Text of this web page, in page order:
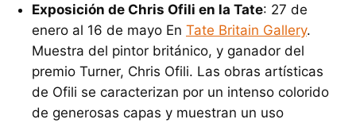
Exposición de Chris Ofili en la Tate: 27 de
enero al 16 de mayo En Tate Britain Gallery.
Muestra del pintor británico, y ganador del
premio Turner, Chris Ofili. Las obras artísticas
de Ofili se caracterizan por un intenso colorido
de generosas capas y muestran un uso